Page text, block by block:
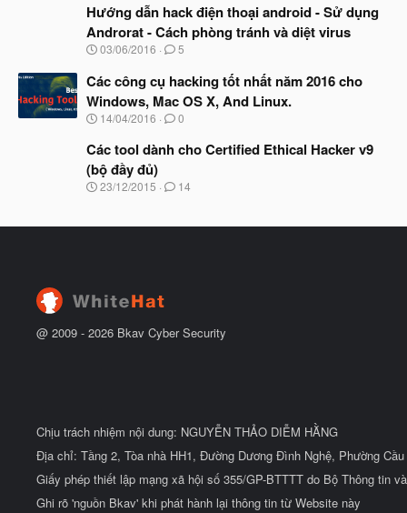
ầ
u
à
b
ắ
đ
ầ
u
Hướng dẫn hack điện thoại android - Sử dụng
Androrat - Cách phòng tránh và diệt virus
N
à
y
b
ắ
đ
ầ
u
03/06/2016 5
Các công cụ hacking tốt nhất năm 2016 cho
Windows, Mac OS X, And Linux.
N
à
b
ắ
14/04/2016 0
Các tool dành cho Certified Ethical Hacker v9
(bộ đầy đủ)
N
y
ầ
23/12/2015 14
@ 2009 - 2026 Bkav Cyber Security
Chịu trách nhiệm nội dung: NGUYỄN THẢO DIỄM HẰNG
Địa chỉ: Tầng 2, Tòa nhà HH1, Đường Dương Đình Nghệ, Phường
Giấy phép thiết lập mạng xã hội số 355/GP-BTTTT do Bộ Thông tin
Ghi rõ 'nguồn Bkav' khi phát hành lại thông tin từ Website này